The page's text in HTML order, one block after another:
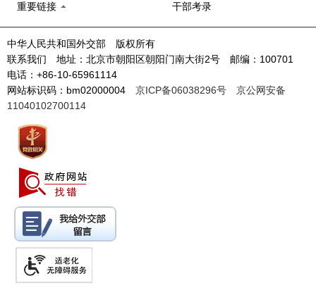
重要链接 干部考录
中华人民共和国外交部 版权所有
联系我们 地址：北京市朝阳区朝阳门南大街2号 邮编：100701
电话：+86-10-65961114
网站标识码：bm02000004 京ICP备06038296号
京公网安备
11040102700114